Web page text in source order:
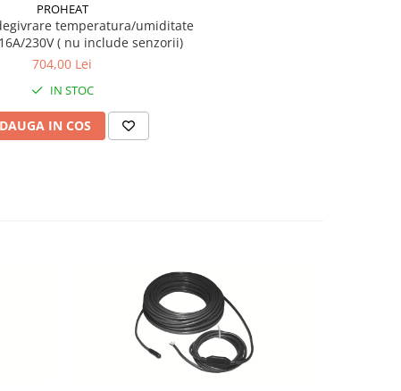
PROHEAT
temperatura/umiditate
230V ( nu include senzorii)
704,00 Lei
IN STOC
IN COS